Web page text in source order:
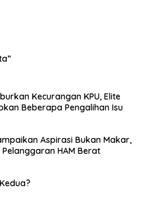
Kecurangan KPU, Elite
Beberapa Pengalihan Isu
Aspirasi Bukan Makar,
HAM Berat